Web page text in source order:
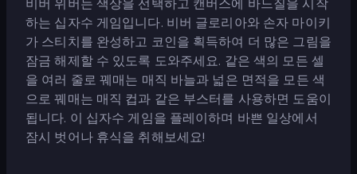
비버 위버는 색상을 선택하고 캔버스에 바느질을 시작
하는 십자수 게임입니다. 비버 글로리아와 손자 마이키
가 스티치를 완성하고 코인을 획득하여 더 많은 그림을
잠금 해제할 수 있도록 도와주세요. 같은 색의 모든 셀
을 여러 줄로 꿰매는 매직 바늘과 넓은 면적을 모든 색
으로 꿰매는 매직 컵과 같은 부스터를 사용하면 도움이
됩니다. 이 십자수 게임을 플레이하며 바쁜 일상에서
잠시 벗어나 휴식을 취해보세요!